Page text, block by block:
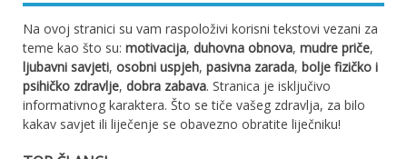
Na ovoj stranici su vam raspoloživi korisni tekstovi vezani za
teme kao što su: motivacija, duhovna obnova, mudre priče,
ljubavni savjeti, osobni uspjeh, pasivna zarada, bolje fizičko i
psihičko zdravlje, dobra zabava. Stranica je isključivo
informativnog karaktera. Što se tiče vašeg zdravlja, za bilo
kakav savjet ili liječenje se obavezno obratite liječniku!